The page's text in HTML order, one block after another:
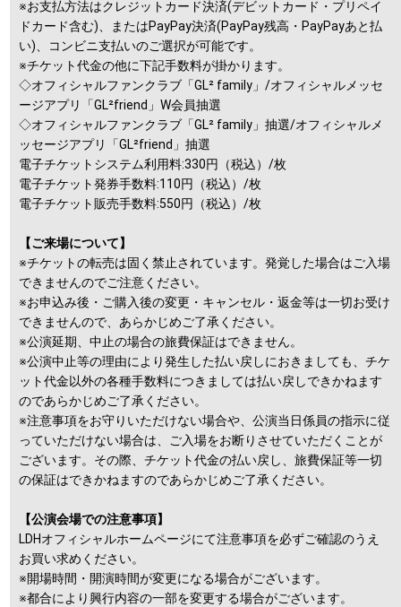
※お支払方法はクレジットカード決済(デビットカード・プリペイ
ドカード含む)、またはPayPay決済(PayPay残高・PayPayあと払
い)、コンビニ支払いのご選択が可能です。
※チケット代金の他に下記手数料が掛かります。
◇オフィシャルファンクラブ「GL² family」/オフィシャルメッセ
ージアプリ「GL²friend」W会員抽選
◇オフィシャルファンクラブ「GL² family」抽選/オフィシャルメ
ッセージアプリ「GL²friend」抽選
電子チケットシステム利用料:330円（税込）/枚
電子チケット発券手数料:110円（税込）/枚
電子チケット販売手数料:550円（税込）/枚
【ご来場について】
※チケットの転売は固く禁止されています。発覚した場合はご入場
できませんのでご注意ください。
※お申込み後・ご購入後の変更・キャンセル・返金等は一切お受け
できませんので、あらかじめご了承ください。
※公演延期、中止の場合の旅費保証はできません。
※公演中止等の理由により発生した払い戻しにおきましても、チケ
ット代金以外の各種手数料につきましては払い戻しできかねます
のであらかじめご了承ください。
※注意事項をお守りいただけない場合や、公演当日係員の指示に従
っていただけない場合は、ご入場をお断りさせていただくことが
ございます。その際、チケット代金の払い戻し、旅費保証等一切
の保証はできかねますのであらかじめご了承ください。
【公演会場での注意事項】
LDHオフィシャルホームページにて注意事項を必ずご確認のうえ
お買い求めください。
※開場時間・開演時間が変更になる場合がございます。
※都合により興行内容の一部を変更する場合がございます。